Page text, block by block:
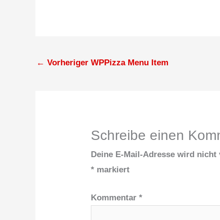
← Vorheriger WPPizza Menu Item
Schreibe einen
Deine E-Mail-Adresse wird
* markiert
Kommentar*